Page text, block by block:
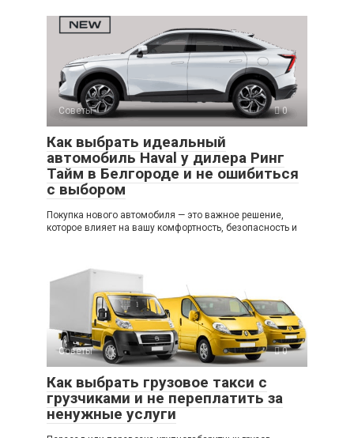
Советы 0
Как выбрать идеальный
автомобиль Haval у дилера Ринг
Тайм в Белгороде и не ошибиться
с выбором
Покупка нового автомобиля — это важное решение,
которое влияет на вашу комфортность, безопасность и
Советы 0
Как выбрать грузовое такси с
грузчиками и не переплатить за
ненужные услуги